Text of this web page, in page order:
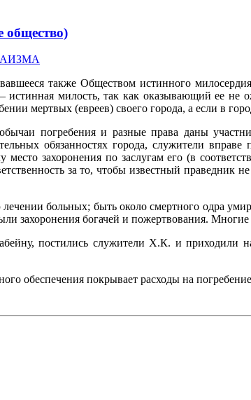
также Обществом истинного
милость, так как оказывающий ее не
мертвых (евреев) своего города, а если в
погребения и разные права даны
обязанностях города, служители
место захоронения по заслугам его (в
за то, чтобы известный
больных; быть около смертного одра
захоронения богачей и пожертвования. Многие
постились служители Х.К. и приходили
обеспечения покрывает расходы на